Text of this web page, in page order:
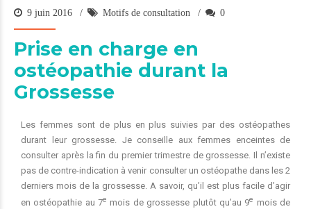
9 juin 2016 Motifs de consultation 0
Prise en charge en
ostéopathie durant la
Grossesse
Les femmes sont de plus en plus suivies par des ostéopathes
durant leur grossesse. Je conseille aux femmes enceintes de
consulter après la fin du premier trimestre de grossesse. Il n’existe
pas de contre-indication à venir consulter un ostéopathe dans les 2
derniers mois de la grossesse. A savoir, qu’il est plus facile d’agir
en ostéopathie au 7e mois de grossesse plutôt qu’au 9e mois de